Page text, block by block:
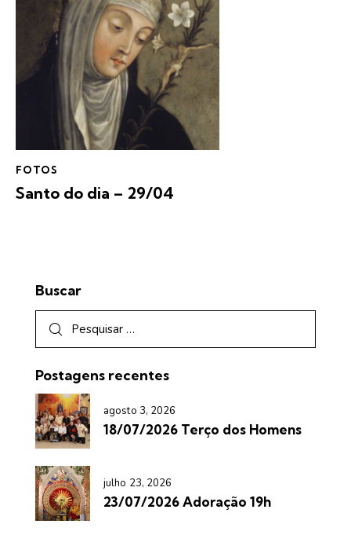
FOTOS
Santo do dia – 29/04
Buscar
Postagens recentes
agosto 3, 2026
18/07/2026 Terço dos Homens
julho 23, 2026
23/07/2026 Adoração 19h